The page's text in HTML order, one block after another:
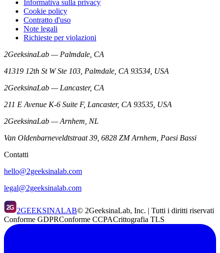
Informativa sulla privacy
Cookie policy
Contratto d'uso
Note legali
Richieste per violazioni
2GeeksinaLab — Palmdale, CA
41319 12th St W Ste 103, Palmdale, CA 93534, USA
2GeeksinaLab — Lancaster, CA
211 E Avenue K-6 Suite F, Lancaster, CA 93535, USA
2GeeksinaLab — Arnhem, NL
Van Oldenbarneveldtstraat 39, 6828 ZM Arnhem, Paesi Bassi
Contatti
hello@2geeksinalab.com
legal@2geeksinalab.com
2G 2GEEKSINALAB© 2GeeksinaLab, Inc. | Tutti i diritti riservati
Conforme GDPRConforme CCPACrittografia TLS